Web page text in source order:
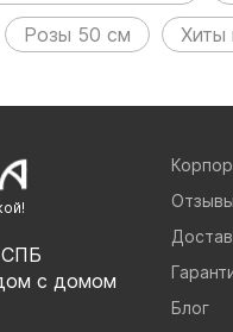
Розы 50 см Хиты
СПБ
с домом
Блог